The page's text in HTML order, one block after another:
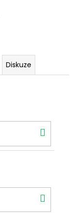
Diskuze